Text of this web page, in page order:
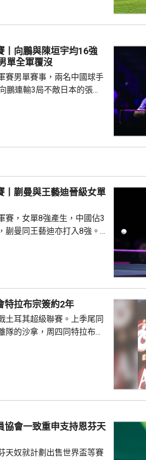
之後阿歷山大柏夫洛域在禁
韓後衛金玟哉頂入，打破僵
具威脅的組織及攻門。 下
有一次罰球，但...
丨向鵬與陳垣宇均16強
男單全軍覆沒
賽男單賽事，兩名中國球手
鵬連輸3局不敵日本的張本
就會硬撼頭號種子松島輝
丨蒯曼與王藝迪晉級女單
賽，女單8強產生，中國佔3
蒯曼同王藝迪亦打入8強。
日希娜爭入4強。早日希
但之後表現漸入佳境，連
反勝，8強會遇...
特拉布宗簽約2年
土耳其超級聯賽。上季尾同
隊的沙拿，周四同特拉布宗
宗奪取錦標及榮譽。 特拉
加獎金。
協會一致重申支持恩芬天
天奴就計劃出售世界盃等賽